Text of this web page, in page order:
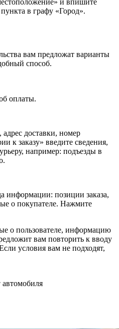
и впишите
в графу «Город».
вам предложат варианты
способ.
оплаты.
доставки, номер
к заказу» введите сведения,
например: подъезды в
информации: позиции заказа,
о покупателе. Нажмите
о пользователе, информацию
вам повторить к вводу
условия вам не подходят,